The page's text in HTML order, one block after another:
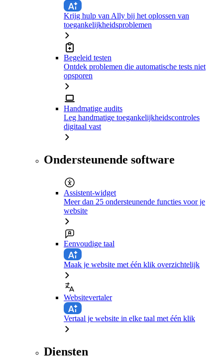
Krijg hulp van Ally bij het oplossen van
toegankelijkheidsproblemen
Begeleid testen
Ontdek problemen die automatische tests niet
opsporen
Handmatige audits
Leg handmatige toegankelijkheidscontroles
digitaal vast
Ondersteunende software
Assistent-widget
Meer dan 25 ondersteunende functies voor je
website
Eenvoudige taal
Maak je website met één klik overzichtelijk
Websitevertaler
Vertaal je website in elke taal met één klik
Diensten